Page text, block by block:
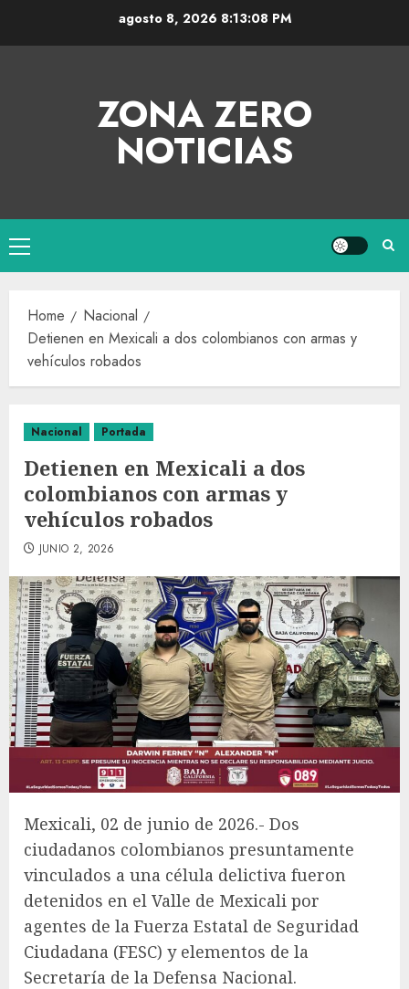
agosto 8, 2026 8:13:08 PM
ZONA ZERO
NOTICIAS
Home
Nacional
Detienen en Mexicali a dos colombianos con armas y
vehículos robados
Nacional Portada
Detienen en Mexicali a dos
colombianos con armas y
vehículos robados
JUNIO 2, 2026
Mexicali, 02 de junio de 2026.- Dos
ciudadanos colombianos presuntamente
vinculados a una célula delictiva fueron
detenidos en el Valle de Mexicali por
agentes de la Fuerza Estatal de Seguridad
Ciudadana (FESC) y elementos de la
Secretaría de la Defensa Nacional.